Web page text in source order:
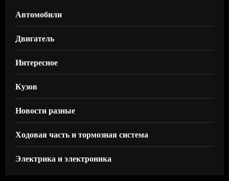
Автомобили
Двигатель
Интересное
Кузов
Новости разные
Ходовая часть и тормозная система
Электрика и электроника